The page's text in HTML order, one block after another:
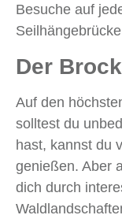
Besuche auf
Der
Auf den
solltest du
hast, kannst du
genießen. Aber
dich durch